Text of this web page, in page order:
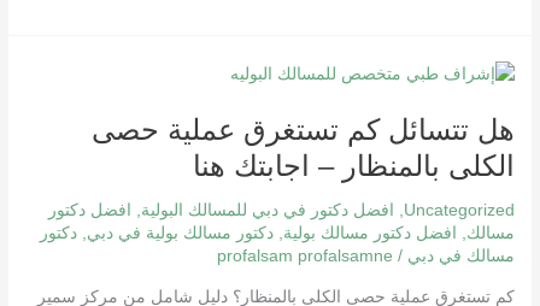
هل تتسائل كم تستغرق عملية حصى
الكلى بالمنظار – اجابتك هنا
Uncategorized
, افضل دكتور في دبي للمسالك البولية,
افضل دكتور
مسالك, افضل دكتور مسالك بولية,دكتور مسالك بولية في دبي,دكتور
مسالك في دبي /
profalsam profalsamne
كم تستغرق عملية حصى الكلى بالمنظار؟ دليل شامل من مركز سمير
هل
كم
تستغرق
عملية
حصى
الكلى
بالمنظار